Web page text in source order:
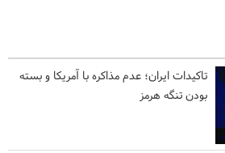
تاکیدات ایران؛ عدم مذاکره با آمریکا و بسته
بودن تنگه هرمز